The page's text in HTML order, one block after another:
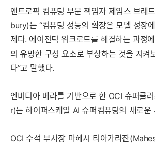
앤트로픽 컴퓨팅 부문 책임자 제임스 브래
bury)는 “컴퓨팅 성능의 확장은 모델 성장
제다. 에이전틱 워크로드를 해결하는 과정
의 유망한 구성 요소로 부상하는 것을 지켜
다”고 말했다.
엔비디아 베라를 기반으로 한 OCI 슈퍼클
r)는 하이퍼스케일 AI 슈퍼컴퓨팅의 새로운
OCI 수석 부사장 마헤시 티아가라잔